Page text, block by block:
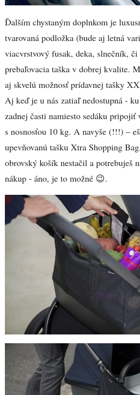
Ďalším chystaným doplnkom je
tvarovaná podložka (bude aj letná
viacvrstvový fusak, deka, slnečník,
prebaľovacia taška v dobrej kvalite.
aj skvelú možnosť prídavnej tašky
Aj keď je u nás zatiaľ nedostupná - ku
zadnej časti namiesto sedáku pripojiť
s nosnosťou 10 kg. A navyše (!!!) –
upevňovanú tašku Xtra Shopping
obrovský košík nestačil a potrebuješ
nákup - áno, je to možné 😉.